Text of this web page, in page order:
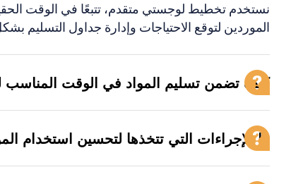
نستخدم تخطيط لوجستي متقدم، تتبعًا في الوقت
الموردين لتوقع الاحتياجات وإدارة جداول التسليم
كيف تضمن تسليم المواد في الوقت المناسب
ما الإجراءات التي تتخذها لتحسين استخدام